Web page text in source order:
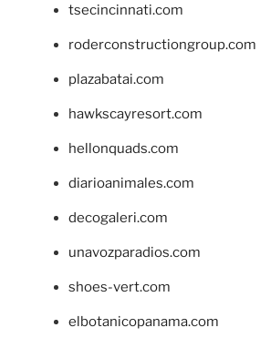
tsecincinnati.com
roderconstructiongroup.com
plazabatai.com
hawkscayresort.com
hellonquads.com
diarioanimales.com
decogaleri.com
unavozparadios.com
shoes-vert.com
elbotanicopanama.com